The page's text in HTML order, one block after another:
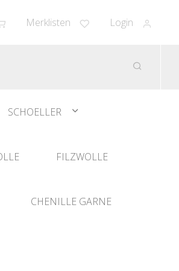
Merklisten Login
SCHOELLER
FILZWOLLE
CHENILLE GARNE